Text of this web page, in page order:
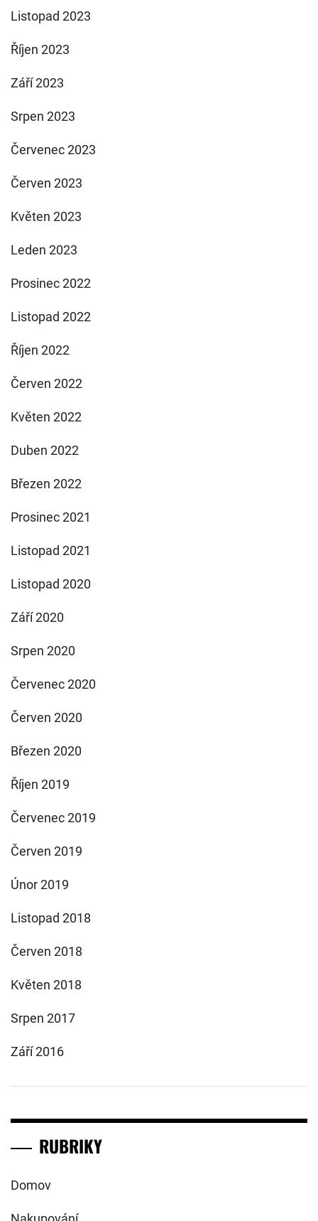
Listopad 2023
Říjen 2023
Září 2023
Srpen 2023
Červenec 2023
Červen 2023
Květen 2023
Leden 2023
Prosinec 2022
Listopad 2022
Říjen 2022
Červen 2022
Květen 2022
Duben 2022
Březen 2022
Prosinec 2021
Listopad 2021
Listopad 2020
Září 2020
Srpen 2020
Červenec 2020
Červen 2020
Březen 2020
Říjen 2019
Červenec 2019
Červen 2019
Únor 2019
Listopad 2018
Červen 2018
Květen 2018
Srpen 2017
Září 2016
RUBRIKY
Domov